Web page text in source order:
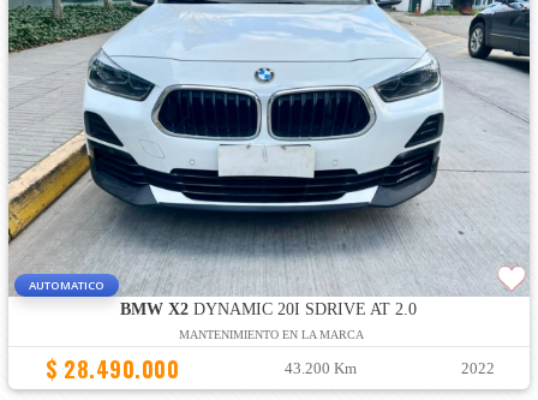
AUTOMATICO
BMW X2 DYNAMIC 20I SDRIVE AT 2.0
MANTENIMIENTO EN LA MARCA
$ 28.490.000 43.200 Km 2022